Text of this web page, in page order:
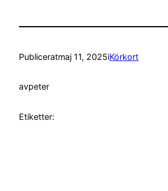
Publiceratmaj 11, 2025iKörkort
avpeter
Etiketter: